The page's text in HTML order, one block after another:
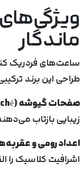
ماندگار
ساعت‌های فردریک
طراحی این برند
صفحات گیوشه(Guilloch
é
زیبایی بازتاب
اعداد رومی و
اشرافیت کلاسیک را